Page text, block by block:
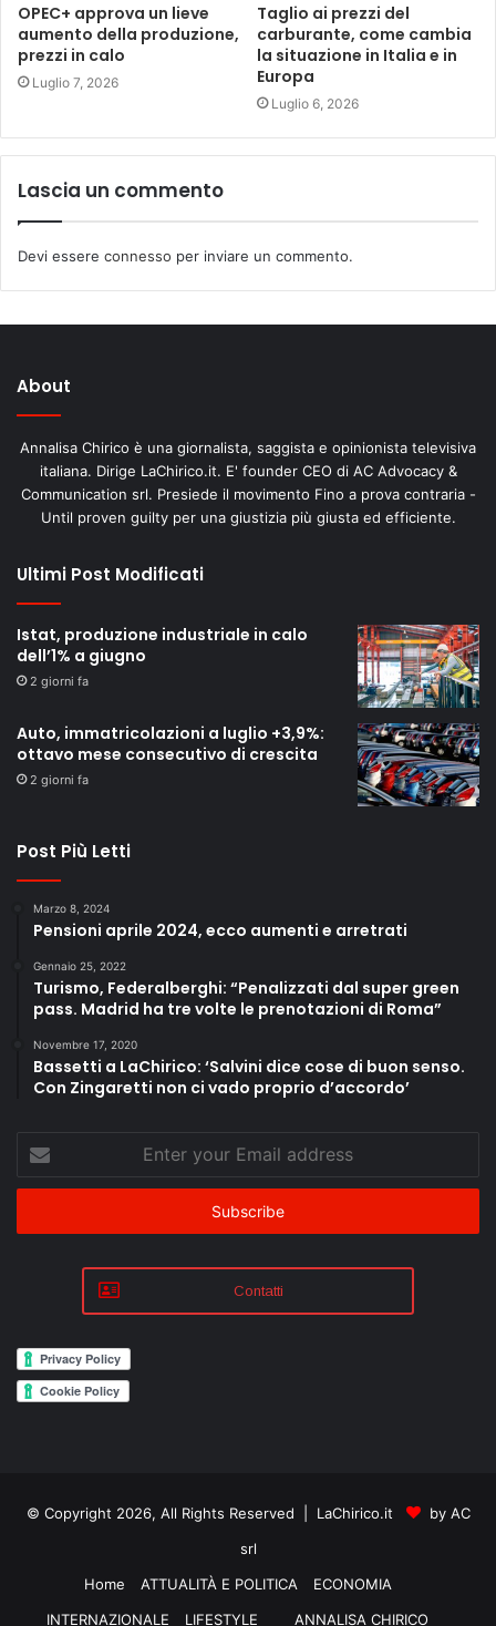
OPEC+ approva un lieve
aumento della produzione,
prezzi in calo
Luglio 7, 2026
Taglio ai prezzi del
carburante, come cambia
la situazione in Italia e in
Europa
Luglio 6, 2026
Lascia un commento
Devi essere connesso per inviare un commento.
About
Annalisa Chirico è una giornalista, saggista e opinionista televisiva
italiana. Dirige LaChirico.it. E' founder CEO di AC Advocacy &
Communication srl. Presiede il movimento Fino a prova contraria -
Until proven guilty per una giustizia più giusta ed efficiente.
Ultimi Post Modificati
Istat, produzione industriale in calo
dell’1% a giugno
2 giorni fa
Auto, immatricolazioni a luglio +3,9%:
ottavo mese consecutivo di crescita
2 giorni fa
Post Più Letti
Marzo 8, 2024
Pensioni aprile 2024, ecco aumenti e arretrati
Gennaio 25, 2022
Turismo, Federalberghi: “Penalizzati dal super green
pass. Madrid ha tre volte le prenotazioni di Roma”
Novembre 17, 2020
Bassetti a LaChirico: ‘Salvini dice cose di buon senso.
Con Zingaretti non ci vado proprio d’accordo’
your
Email
Contatti
© Copyright 2026, All Rights Reserved | LaChirico.it
by AC
srl
Home
ATTUALITÀ E POLITICA
ECONOMIA
INTERNAZIONALE
LIFESTYLE ANNALISA CHIRICO